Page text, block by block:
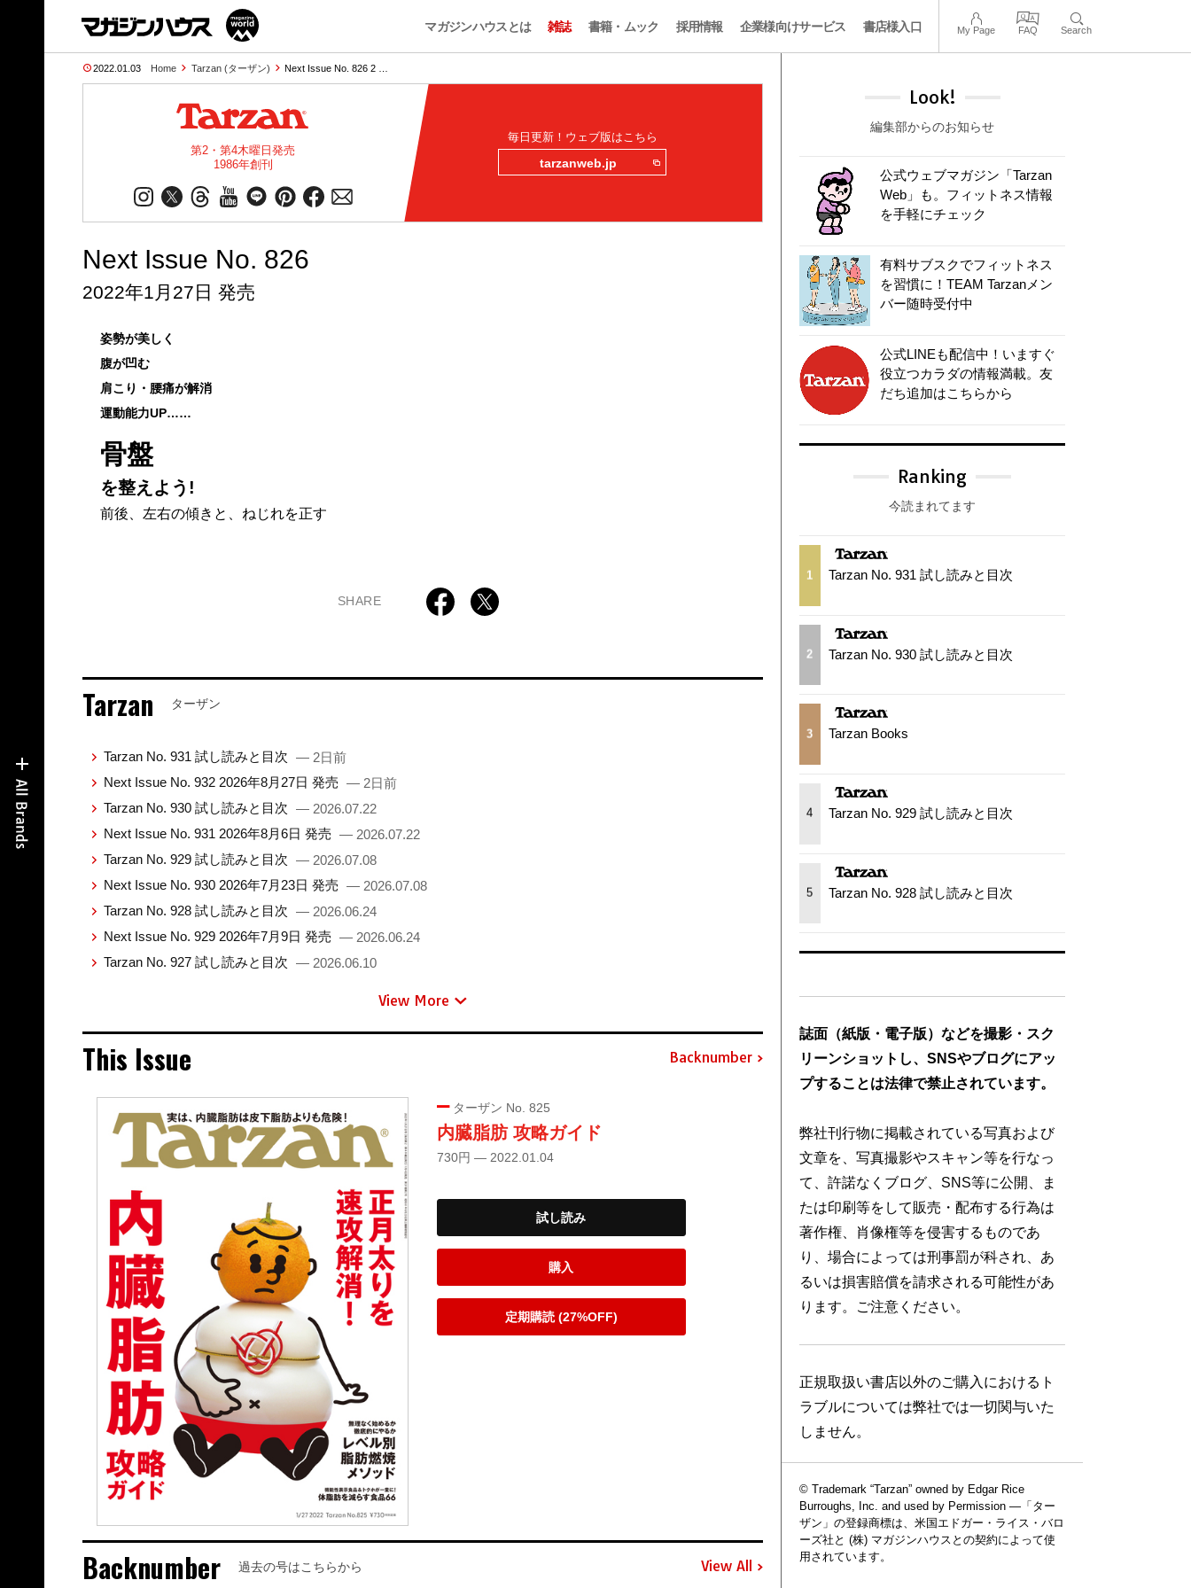
マガジンハウスとは 雑誌 書籍・ムック 採用情報 企業様向けサービス 書店様入口 My Page FAQ Search
2022.01.03 Home Tarzan (ターザン) Next Issue No. 826 2 …
第2・第4木曜日発売
1986年創刊
毎日更新！ウェブ版はこちら
tarzanweb.jp
Next Issue No. 826
2022年1月27日 発売
姿勢が美しく
腹が凹む
肩こり・腰痛が解消
運動能力UP……
骨盤
を整えよう!
前後、左右の傾きと、ねじれを正す
SHARE
Tarzan ターザン
Tarzan No. 931 試し読みと目次 — 2日前
Next Issue No. 932 2026年8月27日 発売 — 2日前
Tarzan No. 930 試し読みと目次 — 2026.07.22
Next Issue No. 931 2026年8月6日 発売 — 2026.07.22
Tarzan No. 929 試し読みと目次 — 2026.07.08
Next Issue No. 930 2026年7月23日 発売 — 2026.07.08
Tarzan No. 928 試し読みと目次 — 2026.06.24
Next Issue No. 929 2026年7月9日 発売 — 2026.06.24
Tarzan No. 927 試し読みと目次 — 2026.06.10
View More
This Issue Backnumber
ターザン No. 825
内臓脂肪 攻略ガイド
730円 — 2022.01.04
試し読み
購入
定期購読 (27%OFF)
Backnumber 過去の号はこちらから View All
Look!
編集部からのお知らせ
公式ウェブマガジン「Tarzan
Web」も。フィットネス情報
を手軽にチェック
有料サブスクでフィットネス
を習慣に！TEAM Tarzanメン
バー随時受付中
公式LINEも配信中！いますぐ
役立つカラダの情報満載。友
だち追加はこちらから
Ranking
今読まれてます
1 Tarzan No. 931 試し読みと目次
2 Tarzan No. 930 試し読みと目次
3 Tarzan Books
4 Tarzan No. 929 試し読みと目次
5 Tarzan No. 928 試し読みと目次
誌面（紙版・電子版）などを撮影・スク
リーンショットし、SNSやブログにアッ
プすることは法律で禁止されています。
弊社刊行物に掲載されている写真および
文章を、写真撮影やスキャン等を行なっ
て、許諾なくブログ、SNS等に公開、ま
たは印刷等をして販売・配布する行為は
著作権、肖像権等を侵害するものであ
り、場合によっては刑事罰が科され、あ
るいは損害賠償を請求される可能性があ
ります。ご注意ください。
正規取扱い書店以外のご購入におけるト
ラブルについては弊社では一切関与いた
しません。
© Trademark “Tarzan” owned by Edgar Rice
Burroughs, Inc. and used by Permission —「ター
ザン」の登録商標は、米国エドガー・ライス・バロ
ーズ社と (株) マガジンハウスとの契約によって使
用されています。